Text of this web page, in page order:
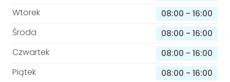
Wtorek
08:00 - 16:00
Środa
08:00 - 16:00
Czwartek
08:00 - 16:00
Piątek
08:00 - 16:00